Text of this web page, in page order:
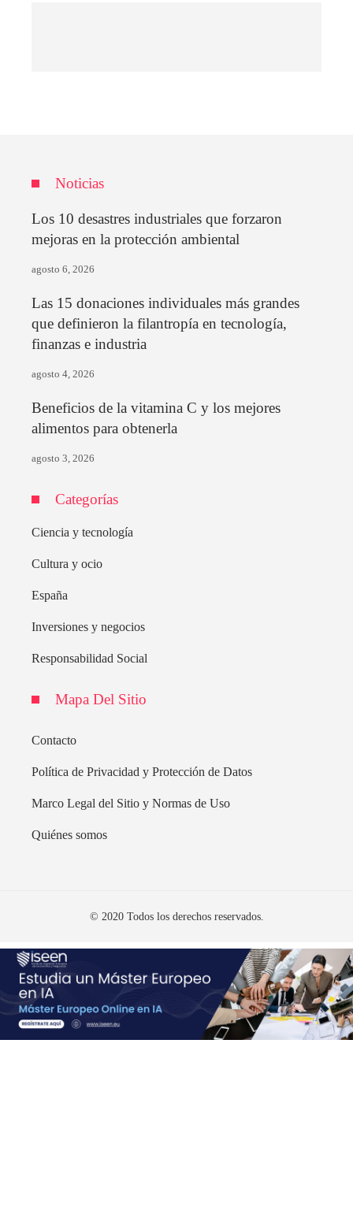
Noticias
Los 10 desastres industriales que forzaron
mejoras en la protección ambiental
agosto 6, 2026
Las 15 donaciones individuales más grandes
que definieron la filantropía en tecnología,
finanzas e industria
agosto 4, 2026
Beneficios de la vitamina C y los mejores
alimentos para obtenerla
agosto 3, 2026
Categorías
Ciencia y tecnología
Cultura y ocio
España
Inversiones y negocios
Responsabilidad Social
Mapa Del Sitio
Contacto
Política de Privacidad y Protección de Datos
Marco Legal del Sitio y Normas de Uso
Quiénes somos
© 2020 Todos los derechos reservados.